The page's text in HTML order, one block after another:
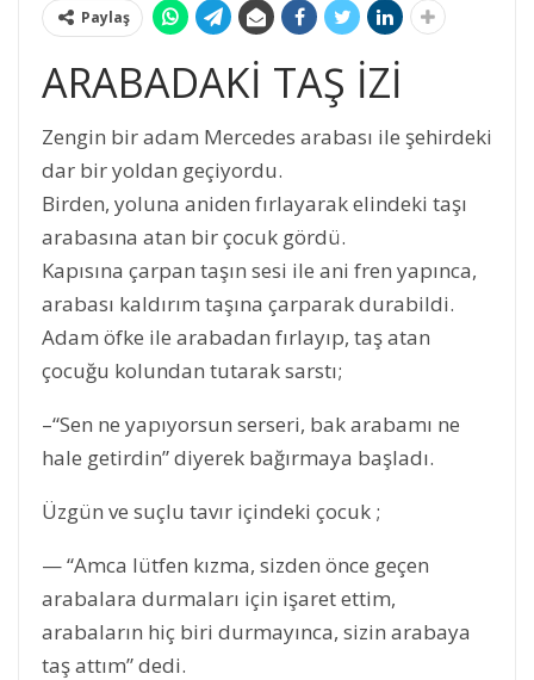
Paylaş
ARABADAKİ TAŞ İZİ
Zengin bir adam Mercedes arabası ile şehirdeki
dar bir yoldan geçiyordu.
Birden, yoluna aniden fırlayarak elindeki taşı
arabasına atan bir çocuk gördü.
Kapısına çarpan taşın sesi ile ani fren yapınca,
arabası kaldırım taşına çarparak durabildi.
Adam öfke ile arabadan fırlayıp, taş atan
çocuğu kolundan tutarak sarstı;
–“Sen ne yapıyorsun serseri, bak arabamı ne
hale getirdin” diyerek bağırmaya başladı.
Üzgün ve suçlu tavır içindeki çocuk ;
— “Amca lütfen kızma, sizden önce geçen
arabalara durmaları için işaret ettim,
arabaların hiç biri durmayınca, sizin arabaya
taş attım” dedi.